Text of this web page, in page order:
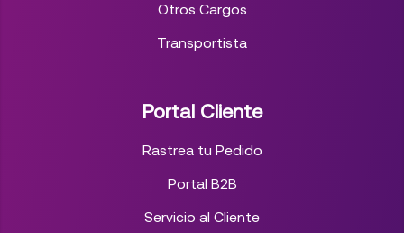
Otros Cargos
Transportista
Portal Cliente
Rastrea tu Pedido
Portal B2B
Servicio al Cliente